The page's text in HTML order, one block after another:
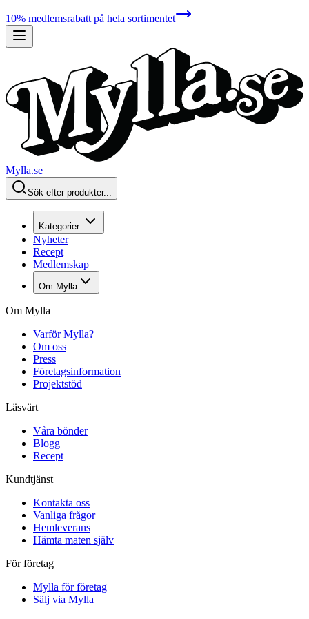
10% medlemsrabatt på hela sortimentet
Mylla.se
Sök efter produkter...
Kategorier
Nyheter
Recept
Medlemskap
Om Mylla
Om Mylla
Varför Mylla?
Om oss
Press
Företagsinformation
Projektstöd
Läsvärt
Våra bönder
Blogg
Recept
Kundtjänst
Kontakta oss
Vanliga frågor
Hemleverans
Hämta maten själv
För företag
Mylla för företag
Sälj via Mylla